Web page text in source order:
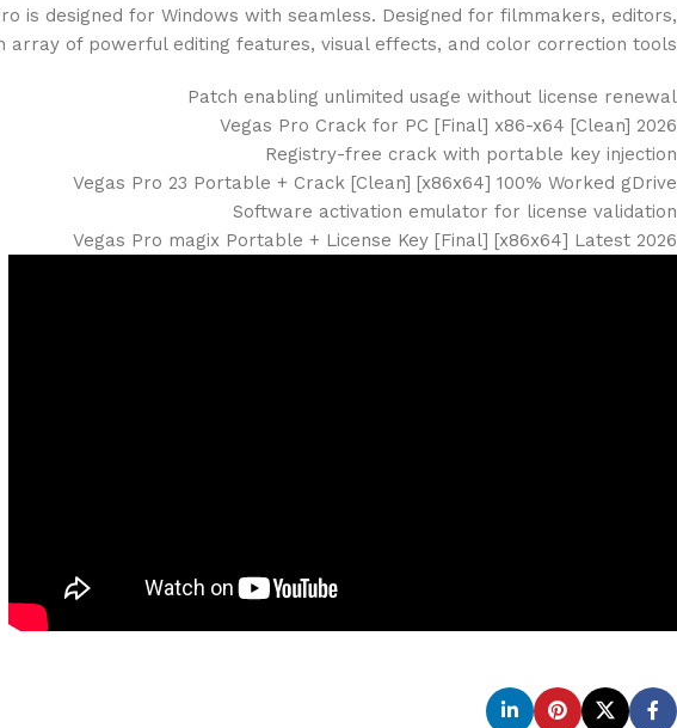
is designed for Windows with seamless. Designed for filmmakers, editors,
of powerful editing features, visual effects, and color correction tools.
Patch enabling unlimited usage without license renewal
Vegas Pro Crack for PC [Final] x86-x64 [Clean] 2026
Registry-free crack with portable key injection
Vegas Pro 23 Portable + Crack [Clean] [x86x64] 100% Worked gDrive
Software activation emulator for license validation
Vegas Pro magix Portable + License Key [Final] [x86x64] Latest 2026